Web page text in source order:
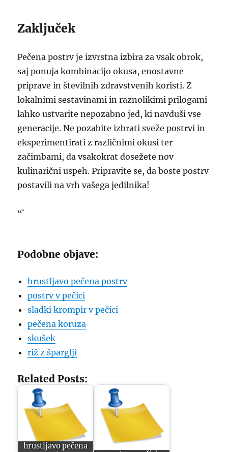
Zaključek
Pečena postrv je izvrstna izbira za vsak obrok,
saj ponuja kombinacijo okusa, enostavne
priprave in številnih zdravstvenih koristi. Z
lokalnimi sestavinami in raznolikimi prilogami
lahko ustvarite nepozabno jed, ki navduši vse
generacije. Ne pozabite izbrati sveže postrvi in
eksperimentirati z različnimi okusi ter
začimbami, da vsakokrat dosežete nov
kulinarični uspeh. Pripravite se, da boste postrv
postavili na vrh vašega jedilnika!
“`
Podobne objave:
hrustljavo pečena postrv
postrv v pečici
sladki krompir v pečici
pečena koruza
skušek
riž z šparglji
Related Posts:
hrustljavo pečena